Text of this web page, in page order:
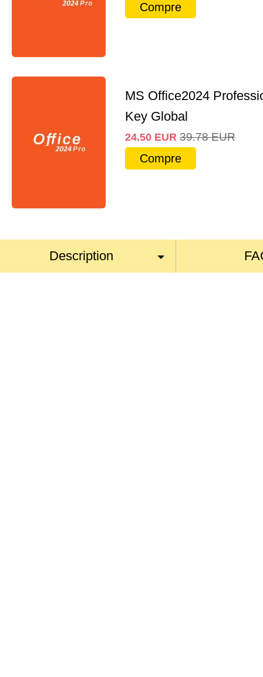
Compre
MS Office2024
Key Global
24.50 EUR 39.78 EUR
Compre
Description